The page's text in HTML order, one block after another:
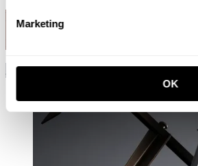
Marketing
OK
Red rust
Aluminium